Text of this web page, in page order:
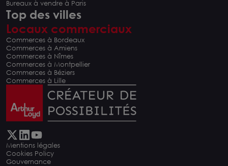
Bureaux à vendre à Paris
Top des villes
Locaux commerciaux
Commerces à Bordeaux
Commerces à Amiens
Commerces à Nîmes
Commerces à Montpellier
Commerces à Béziers
Commerces à Lille
Mentions légales
Cookies Policy
Gouvernance